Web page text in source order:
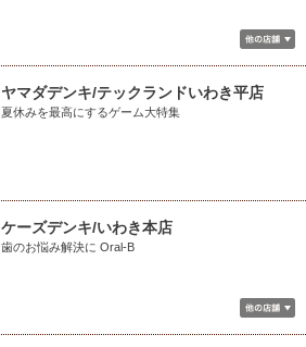
ヤマダデンキ/テックランドいわき平店
夏休みを最高にするゲーム大特集
ケーズデンキ/いわき本店
歯のお悩み解決に Oral-B